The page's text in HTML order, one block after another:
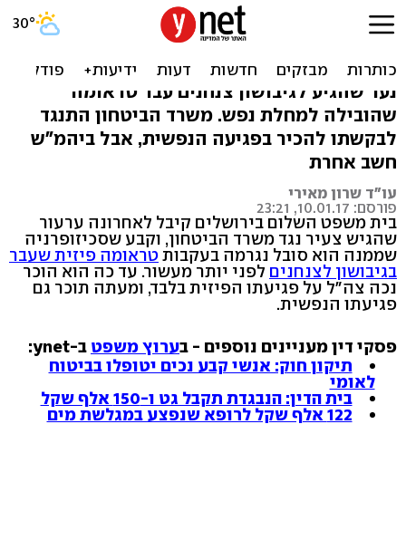
ביהמ"ש: פציעה בגיבושון
גרמה לסכיזופרניה
נער שהגיע לגיבושון צנחנים עבר טראומה
שהובילה למחלת נפש. משרד הביטחון התנגד
לבקשתו להכיר בפגיעה הנפשית, אבל ביהמ"ש
חשב אחרת
עו"ד שרון מאירי
פורסם: 10.01.17, 23:21
בית משפט השלום בירושלים קיבל לאחרונה ערעור
שהגיש צעיר נגד משרד הביטחון, וקבע שסכיזופרניה
שממנה הוא סובל נגרמה בעקבותטראומה פיזית שעבר
בגיבושון לצנחנים לפני יותר מעשור. עד כה הוא הוכר
נכה צה"ל על פגיעתו הפיזית בלבד, ומעתה תוכר גם
פגיעתו הנפשית.
פסקי דין מעניינים נוספים - בערוץ משפט ב-ynet:
תיקון חוק: אנשי קבע נכים יטופלו בביטוח
לאומי
בית הדין: הנבגדת תקבל גט ו-150 אלף שקל
122 אלף שקל לרופא שנפצע במגלשת מים